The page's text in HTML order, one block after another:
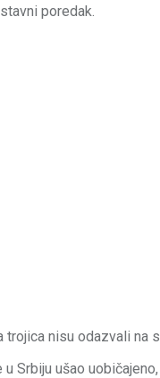
poredak.
nisu odazvali na
Srbiju ušao